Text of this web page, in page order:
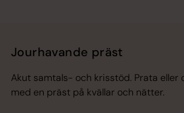
Jourhavande präst
Akut samtals- och krisstöd. Prata
med en präst på kvällar och nätter.